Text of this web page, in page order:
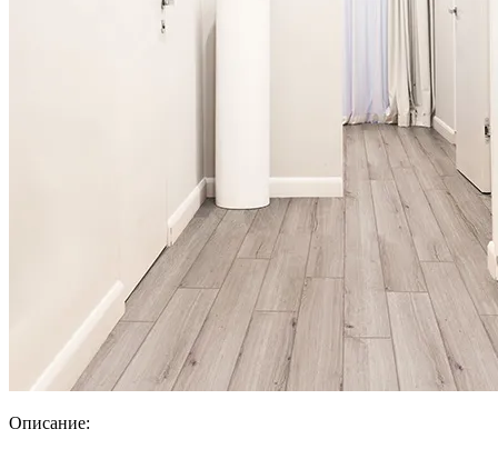
Описание: